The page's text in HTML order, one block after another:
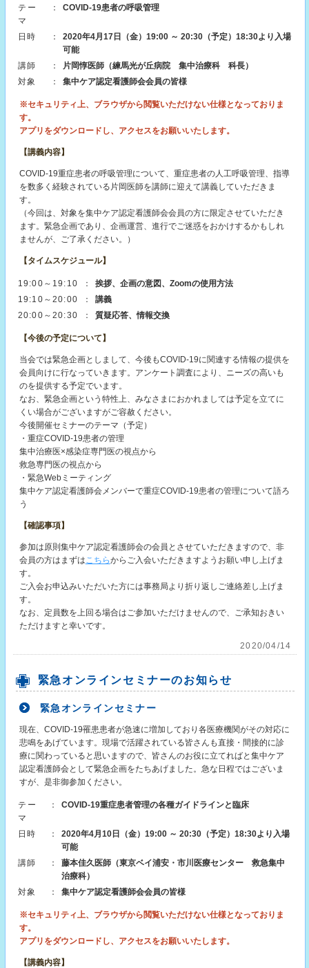
テー
マ
： COVID-19患者の呼吸管理
日時 ：
2020年4月17日（金）19:00 ～ 20:30（予定）18:30より入場
可能
講師
：
片岡惇医師（練馬光が丘病院 集中治療科 科長）
対象
： 集中ケア認定看護師会会員の皆様
※セキュリティ上、ブラウザから閲覧いただけない仕様となっておりま
す。
アプリをダウンロードし、アクセスをお願いいたします。
【講義内容】
COVID-19重症患者の呼吸管理について、重症患者の人工呼吸管理、指導
を数多く経験されている片岡医師を講師に迎えて講義していただきま
す。
（今回は、対象を集中ケア認定看護師会会員の方に限定させていただき
ます。緊急企画であり、企画運営、進行でご迷惑をおかけするかもしれ
ませんが、ご了承ください。）
【タイムスケジュール】
19:00～19:10 ：
挨拶、企画の意図、Zoomの使用方法
19:10～20:00
：
講義
20:00～20:30
： 質疑応答、情報交換
【今後の予定について】
当会では緊急企画としまして、今後もCOVID-19に関連する情報の提供を
会員向けに行なっていきます。アンケート調査により、ニーズの高いも
のを提供する予定でいます。
なお、緊急企画という特性上、みなさまにおかれましては予定を立てに
くい場合がございますがご容赦ください。
今後開催セミナーのテーマ（予定）
・重症COVID-19患者の管理
集中治療医×感染症専門医の視点から
救急専門医の視点から
・緊急Webミーティング
集中ケア認定看護師会メンバーで重症COVID-19患者の管理について語ろ
う
【確認事項】
参加は原則集中ケア認定看護師会の会員とさせていただきますので、非
会員の方はまずはこちらからご入会いただきますようお願い申し上げま
す。
ご入会お申込みいただいた方には事務局より折り返しご連絡差し上げま
す。
なお、定員数を上回る場合はご参加いただけませんので、ご承知おきい
ただけますと幸いです。
2020/04/14
緊急オンラインセミナーのお知らせ
緊急オンラインセミナー
現在、COVID-19罹患患者が急速に増加しており各医療機関がその対応に
悲鳴をあげています。現場で活躍されている皆さんも直接・間接的に診
療に関わっていると思いますので、皆さんのお役に立てればと集中ケア
認定看護師会として緊急企画をたちあげました。急な日程ではございま
すが、是非御参加ください。
テー
マ
： COVID-19重症患者管理の各種ガイドラインと臨床
日時 ：
2020年4月10日（金）19:00 ～ 20:30（予定）18:30より入場
可能
講師
：
藤本佳久医師（東京ベイ浦安・市川医療センター 救急集中
治療科）
対象
： 集中ケア認定看護師会会員の皆様
※セキュリティ上、ブラウザから閲覧いただけない仕様となっておりま
す。
アプリをダウンロードし、アクセスをお願いいたします。
【講義内容】